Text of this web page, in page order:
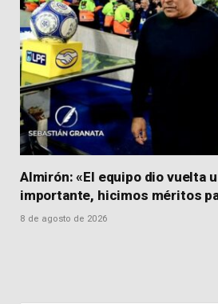
Almirón: «El equipo dio vuelta
importante, hicimos méritos
8 de agosto de 2026